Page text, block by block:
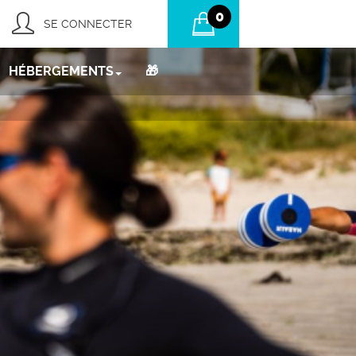
SE CONNECTER 0
HÉBERGEMENTS 🎁